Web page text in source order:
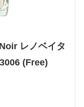
レノベイタ
(Free)